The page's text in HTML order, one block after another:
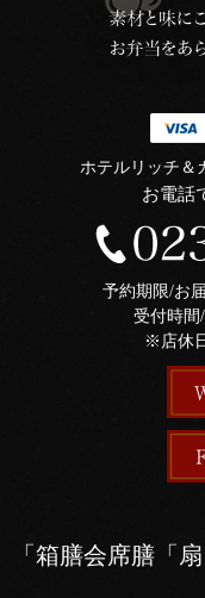
ホテルリッチ＆
お電話
予約期限/お
受付時間
※店休
「箱膳会席膳「扇